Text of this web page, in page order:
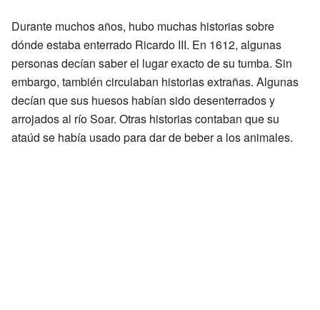
Durante muchos años, hubo muchas historias sobre
dónde estaba enterrado Ricardo III. En 1612, algunas
personas decían saber el lugar exacto de su tumba. Sin
embargo, también circulaban historias extrañas. Algunas
decían que sus huesos habían sido desenterrados y
arrojados al río Soar. Otras historias contaban que su
ataúd se había usado para dar de beber a los animales.